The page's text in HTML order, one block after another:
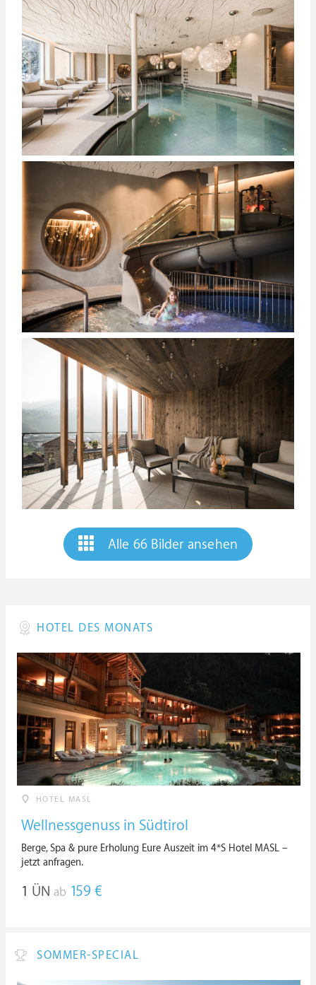
Alle 66 Bilder ansehen
HOTEL DES MONATS
HOTEL MASL
Wellnessgenuss in Südtirol
Berge, Spa & pure Erholung Eure Auszeit im 4*S Hotel MASL –
jetzt anfragen.
1 ÜN ab 159 €
SOMMER-SPECIAL